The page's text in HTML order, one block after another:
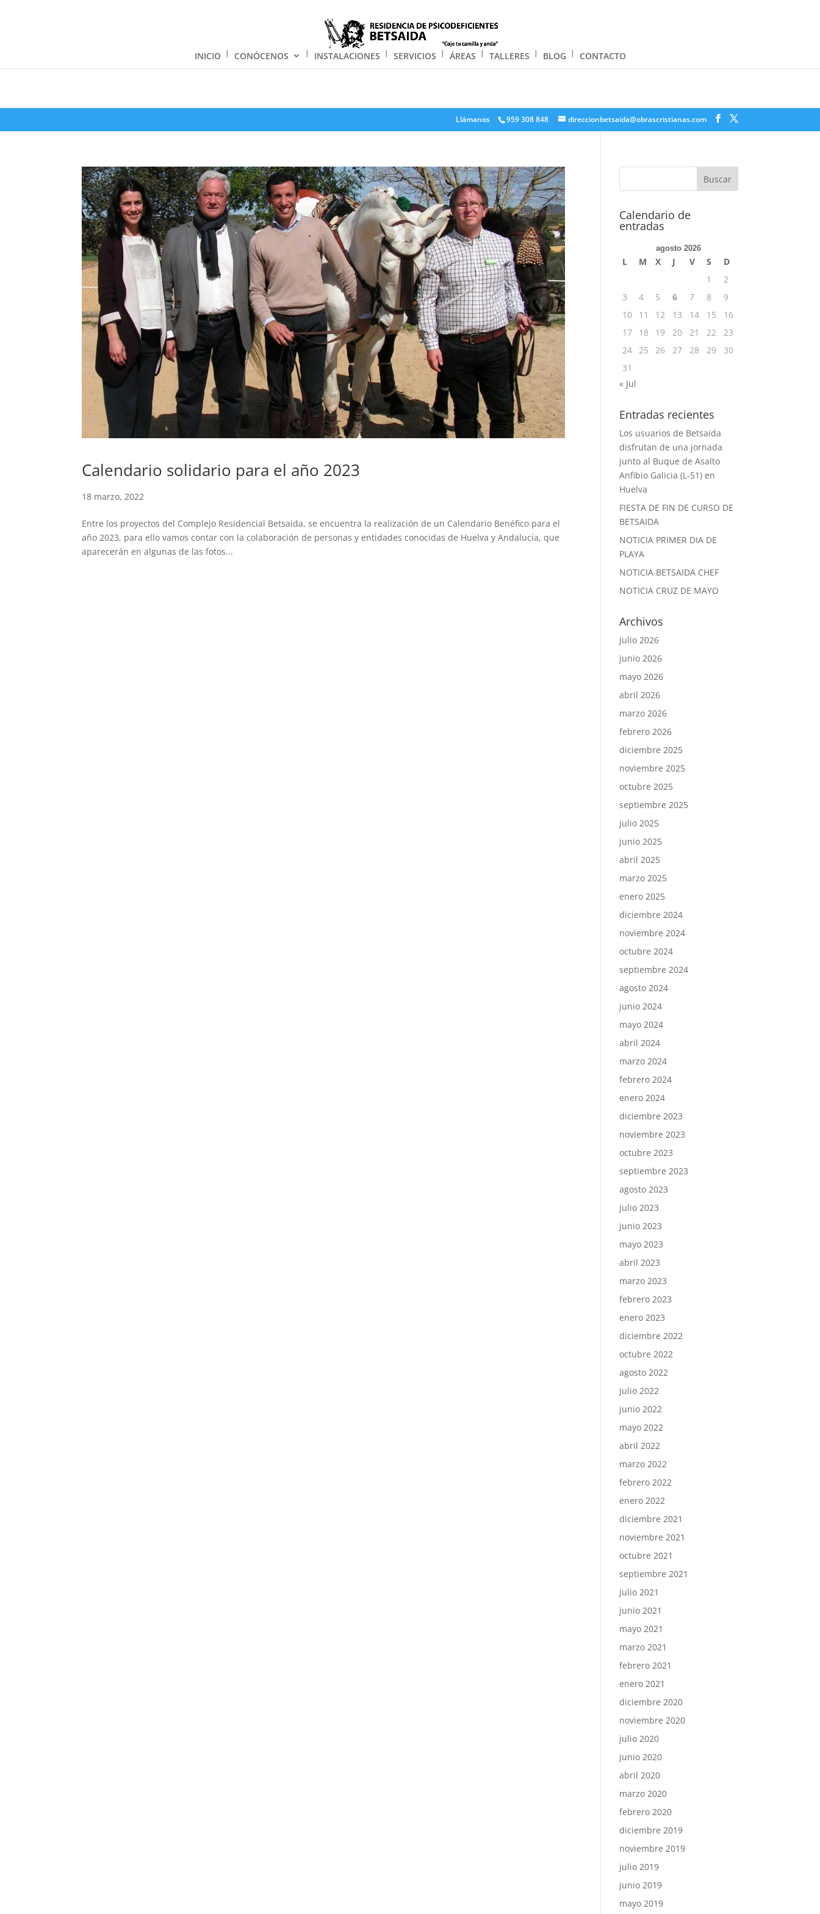
Llámanos 959 308 848 direccionbetsaida@obrascristianas.com
INICIO CONÓCENOS INSTALACIONES SERVICIOS ÁREAS TALLERES BLOG CONTACTO
Calendario solidario para el año 2023
18 marzo, 2022
Entre los proyectos del Complejo Residencial Betsaida, se encuentra la realización de un Calendario Benéfico para el
año 2023, para ello vamos contar con la colaboración de personas y entidades conocidas de Huelva y Andalucía, que
aparecerán en algunas de las fotos...
Calendario de
entradas
agosto 2026
L M X J V S
D
1
2
3
4 5 6 7 8
9
10
11 12 13 14 15
16
17
18 19 20 21 22
23
24 25 26 27 28 29
30
31
« Jul
Entradas recientes
Los usuarios de Betsaida
disfrutan de una jornada
junto al Buque de Asalto
Anfibio Galicia (L-51) en
Huelva
FIESTA DE FIN DE CURSO DE
BETSAIDA
NOTICIA PRIMER DIA DE
PLAYA
NOTICIA BETSAIDA CHEF
NOTICIA CRUZ DE MAYO
Archivos
julio 2026
junio 2026
mayo 2026
abril 2026
marzo 2026
febrero 2026
diciembre 2025
noviembre 2025
octubre 2025
septiembre 2025
julio 2025
junio 2025
abril 2025
marzo 2025
enero 2025
diciembre 2024
noviembre 2024
octubre 2024
septiembre 2024
agosto 2024
junio 2024
mayo 2024
abril 2024
marzo 2024
febrero 2024
enero 2024
diciembre 2023
noviembre 2023
octubre 2023
septiembre 2023
agosto 2023
julio 2023
junio 2023
mayo 2023
abril 2023
marzo 2023
febrero 2023
enero 2023
diciembre 2022
octubre 2022
agosto 2022
julio 2022
junio 2022
mayo 2022
abril 2022
marzo 2022
febrero 2022
enero 2022
diciembre 2021
noviembre 2021
octubre 2021
septiembre 2021
julio 2021
junio 2021
mayo 2021
marzo 2021
febrero 2021
enero 2021
diciembre 2020
noviembre 2020
julio 2020
junio 2020
abril 2020
marzo 2020
febrero 2020
diciembre 2019
noviembre 2019
julio 2019
junio 2019
mayo 2019